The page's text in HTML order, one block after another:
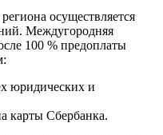
осуществляется
Междугородняя
100 % предоплаты
юридических и
карты Сбербанка.